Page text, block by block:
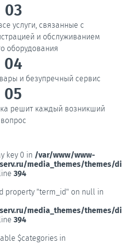
03
услуги, связанные с
и обслуживанием
оборудования
04
и безупречный сервис
05
решит каждый возникший
вопрос
key 0 in /var/www/www-
media_themes/themes/
394
property "term_id" on null in
media_themes/themes/
394
$categories in